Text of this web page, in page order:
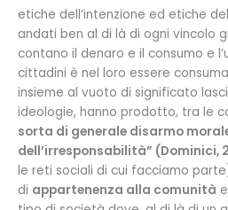
etiche dell’intenzione ed etiche
andati ben al di là di ogni vincolo
contano il denaro e il consumo e
cittadini è nel loro essere
insieme al vuoto di significato
ideologie, hanno prodotto, tra le
sorta di generale disarmo
dell’irresponsabilità” (Dominici,
le reti sociali di cui facciamo
di appartenenza alla comunità